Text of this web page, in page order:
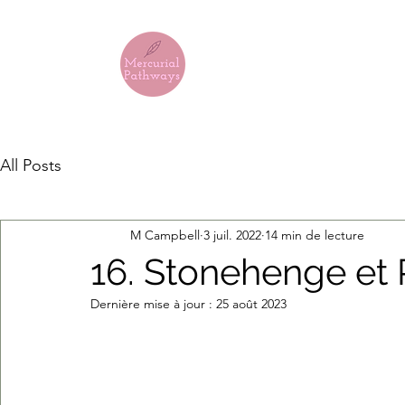
All Posts
16. Stonehenge et
M Campbell 3 juil. 2022 14 min de lecture
Dernière mise à jour : 25 août 2023